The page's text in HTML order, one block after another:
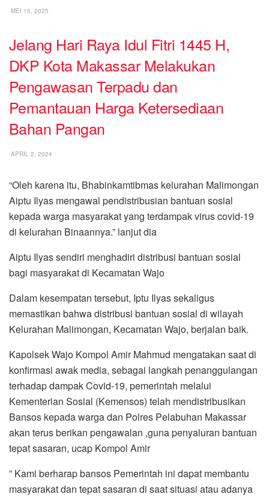
MEI 15, 2025
Jelang Hari Raya Idul Fitri 1445 H,
DKP Kota Makassar Melakukan
Pengawasan Terpadu dan
Pemantauan Harga Ketersediaan
Bahan Pangan
APRIL 2, 2024
“Oleh karena itu, Bhabinkamtibmas kelurahan Malimongan
Aiptu Ilyas mengawal pendistribusian bantuan sosial
kepada warga masyarakat yang terdampak virus covid-19
di kelurahan Binaannya.” lanjut dia
Aiptu Ilyas sendiri menghadiri distribusi bantuan sosial
bagi masyarakat di Kecamatan Wajo
Dalam kesempatan tersebut, Iptu Ilyas sekaligus
memastikan bahwa distribusi bantuan sosial di wilayah
Kelurahan Malimongan, Kecamatan Wajo, berjalan baik.
Kapolsek Wajo Kompol Amir Mahmud mengatakan saat di
konfirmasi awak media, sebagai langkah penanggulangan
terhadap dampak Covid-19, pemerintah melalui
Kementerian Sosial (Kemensos) telah mendistribusikan
Bansos kepada warga dan Polres Pelabuhan Makassar
akan terus berikan pengawalan ,guna penyaluran bantuan
tepat sasaran, ucap Kompol Amir
” Kami berharap bansos Pemerintah ini dapat membantu
masyarakat dan tepat sasaran di saat situasi atau adanya